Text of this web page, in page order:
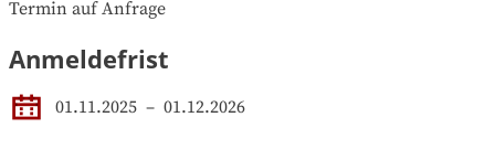
Termin auf Anfrage
Anmeldefrist
01.11.2025 – 01.12.2026